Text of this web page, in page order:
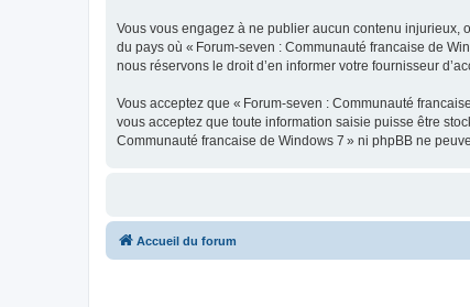
Vous vous engagez à ne publier aucun contenu injurieux,
du pays où « Forum-seven : Communauté francaise de
nous réservons le droit d’en informer votre fournisseur
Vous acceptez que « Forum-seven : Communauté
vous acceptez que toute information saisie puisse être
Communauté francaise de Windows 7 » ni phpBB ne
Accueil du forum